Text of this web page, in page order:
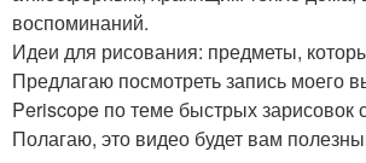
воспоминаний.
Идеи для рисования: предметы,
Предлагаю посмотреть запись моего
Periscope по теме быстрых зарисовок
Полагаю, это видео будет вам